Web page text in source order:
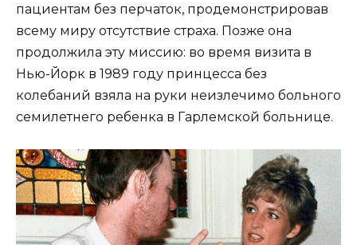
пациентам без перчаток, продемонстрировав
всему миру отсутствие страха. Позже она
продолжила эту миссию: во время визита в
Нью-Йорк в 1989 году принцесса без
колебаний взяла на руки неизлечимо больного
семилетнего ребенка в Гарлемской больнице.